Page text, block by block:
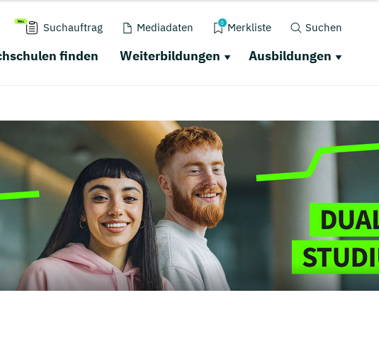
Suchauftrag Mediadaten 0 Merkliste Suchen
finden Weiterbildungen Ausbildungen